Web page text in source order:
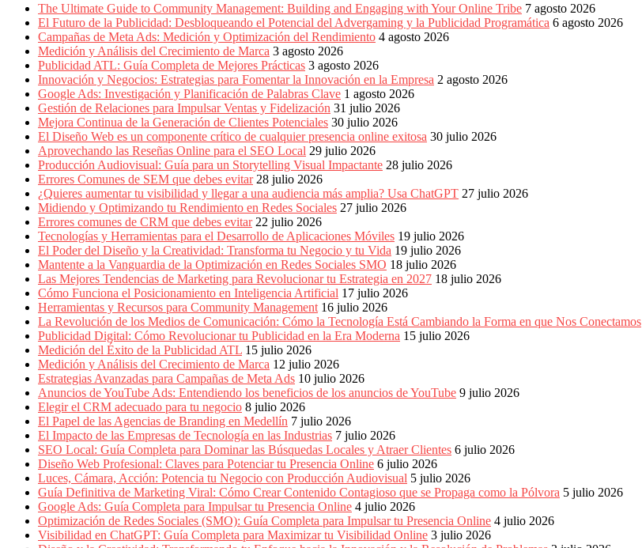
Bitácora
social
Mercadeo
Interactivo,
Medios,
Publicidad,
Marketing,
Campañas
Publicitarias,
Agencias,
Empresas,
Negocios,
Tendencias,
Trendings,
Dinero,
Economía,
Diseño
Web,
Móviles,
Estrategias
Digitales,
Estrategias
Publicitarias,
Alianzas,
Clientes,
Innovación,
Tecnología,
Noticias,
Artículos,
Gente,
Contenidos
Calidad,
Eventos
Marketing,
Mercadotecnia,
The Ultimate Guide to Community Management: Building and Engaging with Your Online Tribe 7 agosto 2026
El Futuro de la Publicidad: Desbloqueando el Potencial del Advergaming y la Publicidad Programática 6 agosto 2026
Campañas de Meta Ads: Medición y Optimización del Rendimiento 4 agosto 2026
Medición y Análisis del Crecimiento de Marca 3 agosto 2026
Publicidad ATL: Guía Completa de Mejores Prácticas 3 agosto 2026
Innovación y Negocios: Estrategias para Fomentar la Innovación en la Empresa 2 agosto 2026
Google Ads: Investigación y Planificación de Palabras Clave 1 agosto 2026
Gestión de Relaciones para Impulsar Ventas y Fidelización 31 julio 2026
Mejora Continua de la Generación de Clientes Potenciales 30 julio 2026
El Diseño Web es un componente crítico de cualquier presencia online exitosa 30 julio 2026
Aprovechando las Reseñas Online para el SEO Local 29 julio 2026
Producción Audiovisual: Guía para un Storytelling Visual Impactante 28 julio 2026
Errores Comunes de SEM que debes evitar 28 julio 2026
¿Quieres aumentar tu visibilidad y llegar a una audiencia más amplia? Usa ChatGPT 27 julio 2026
Midiendo y Optimizando tu Rendimiento en Redes Sociales 27 julio 2026
Errores comunes de CRM que debes evitar 22 julio 2026
Tecnologías y Herramientas para el Desarrollo de Aplicaciones Móviles 19 julio 2026
El Poder del Diseño y la Creatividad: Transforma tu Negocio y tu Vida 19 julio 2026
Mantente a la Vanguardia de la Optimización en Redes Sociales SMO 18 julio 2026
Las Mejores Tendencias de Marketing para Revolucionar tu Estrategia en 2027 18 julio 2026
Cómo Funciona el Posicionamiento en Inteligencia Artificial 17 julio 2026
Herramientas y Recursos para Community Management 16 julio 2026
La Revolución de los Medios de Comunicación: Cómo la Tecnología Está Cambiando la Forma en que Nos Conectamos
Publicidad Digital: Cómo Revolucionar tu Publicidad en la Era Moderna 15 julio 2026
Medición del Éxito de la Publicidad ATL 15 julio 2026
Medición y Análisis del Crecimiento de Marca 12 julio 2026
Estrategias Avanzadas para Campañas de Meta Ads 10 julio 2026
Anuncios de YouTube Ads: Entendiendo los beneficios de los anuncios de YouTube 9 julio 2026
Elegir el CRM adecuado para tu negocio 8 julio 2026
El Papel de las Agencias de Branding en Medellín 7 julio 2026
El Impacto de las Empresas de Tecnología en las Industrias 7 julio 2026
SEO Local: Guía Completa para Dominar las Búsquedas Locales y Atraer Clientes 6 julio 2026
Diseño Web Profesional: Claves para Potenciar tu Presencia Online 6 julio 2026
Luces, Cámara, Acción: Potencia tu Negocio con Producción Audiovisual 5 julio 2026
Guía Definitiva de Marketing Viral: Cómo Crear Contenido Contagioso que se Propaga como la Pólvora 5 julio 2026
Google Ads: Guía Completa para Impulsar tu Presencia Online 4 julio 2026
Optimización de Redes Sociales (SMO): Guía Completa para Impulsar tu Presencia Online 4 julio 2026
Visibilidad en ChatGPT: Guía Completa para Maximizar tu Visibilidad Online 3 julio 2026